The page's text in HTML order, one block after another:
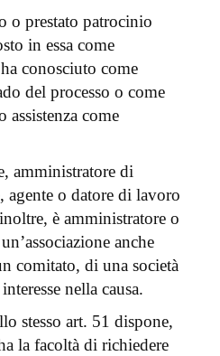
o prestato patrocinio
in essa come
conosciuto come
del processo o come
assistenza come
amministratore di
agente o datore di lavoro
è amministratore o
anche
comitato, di una società
nella causa.
stesso art. 51 dispone,
la facoltà di richiedere